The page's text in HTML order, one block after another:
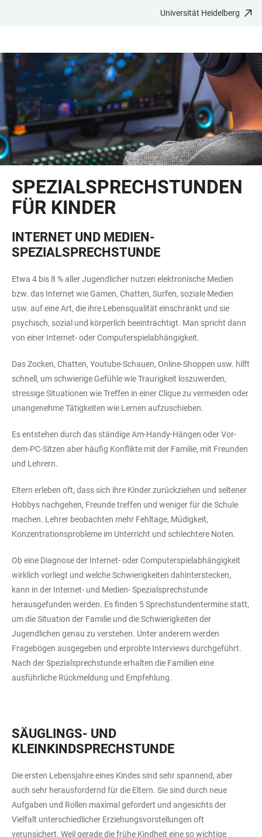
BARRIEREFREIHEIT
Universität Heidelberg
SPEZIALSPRECHSTUNDEN
FÜR KINDER
INTERNET UND MEDIEN-
SPEZIALSPRECHSTUNDE
Etwa 4 bis 8 % aller Jugendlicher nutzen elektronische Medien
bzw. das Internet wie Gamen, Chatten, Surfen, soziale Medien
usw. auf eine Art, die ihre Lebensqualität einschränkt und sie
psychisch, sozial und körperlich beeinträchtigt. Man spricht dann
von einer Internet- oder Computerspielabhängigkeit.
Das Zocken, Chatten, Youtube-Schauen, Online-Shoppen usw. hilft
schnell, um schwierige Gefühle wie Traurigkeit loszuwerden,
stressige Situationen wie Treffen in einer Clique zu vermeiden oder
unangenehme Tätigkeiten wie Lernen aufzuschieben.
Es entstehen durch das ständige Am-Handy-Hängen oder Vor-
dem-PC-Sitzen aber häufig Konflikte mit der Familie, mit Freunden
und Lehrern.
Eltern erleben oft, dass sich ihre Kinder zurückziehen und seltener
Hobbys nachgehen, Freunde treffen und weniger für die Schule
machen. Lehrer beobachten mehr Fehltage, Müdigkeit,
Konzentrationsprobleme im Unterricht und schlechtere Noten.
Ob eine Diagnose der Internet- oder Computerspielabhängigkeit
wirklich vorliegt und welche Schwierigkeiten dahinterstecken,
kann in der Internet- und Medien- Spezialsprechstunde
herausgefunden werden. Es finden 5 Sprechstundentermine statt,
um die Situation der Familie und die Schwierigkeiten der
Jugendlichen genau zu verstehen. Unter anderem werden
Fragebögen ausgegeben und erprobte Interviews durchgeführt.
Nach der Spezialsprechstunde erhalten die Familien eine
ausführliche Rückmeldung und Empfehlung.
SÄUGLINGS- UND
KLEINKINDSPRECHSTUNDE
Die ersten Lebensjahre eines Kindes sind sehr spannend, aber
auch sehr herausfordernd für die Eltern. Sie sind durch neue
Aufgaben und Rollen maximal gefordert und angesichts der
Vielfalt unterschiedlicher Erziehungsvorstellungen oft
verunsichert. Weil gerade die frühe Kindheit eine so wichtige